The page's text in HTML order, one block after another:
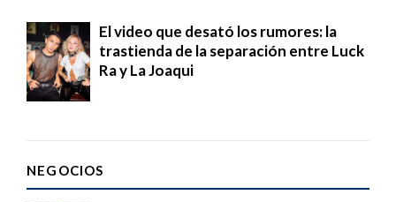
El video que desató los rumores: la
trastienda de la separación entre Luck
Ra y La Joaqui
NEGOCIOS